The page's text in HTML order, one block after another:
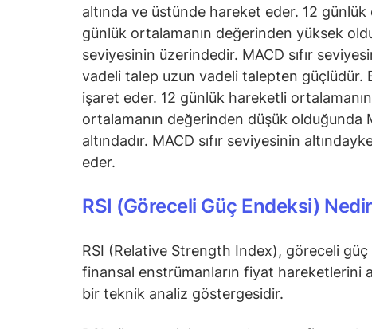
altında ve üstünde hareket eder. 12
günlük ortalamanın değerinden yüksek
seviyesinin üzerindedir. MACD sıfır
vadeli talep uzun vadeli talepten güçlüdür.
işaret eder. 12 günlük hareketli
ortalamanın değerinden düşük olduğunda
altındadır. MACD sıfır seviyesinin
eder.
RSI (Göreceli Güç Endeksi)
RSI (Relative Strength Index), göreceli
finansal enstrümanların fiyat hareketlerini
bir teknik analiz göstergesidir.